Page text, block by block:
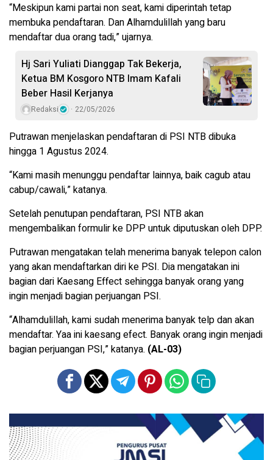
“Meskipun kami partai non seat, kami diperintah tetap
membuka pendaftaran. Dan Alhamdulillah yang baru
mendaftar dua orang tadi,” ujarnya.
Hj Sari Yuliati Dianggap Tak Bekerja,
Ketua BM Kosgoro NTB Imam Kafali
Beber Hasil Kerjanya
Redaksi 22/05/2026
Putrawan menjelaskan pendaftaran di PSI NTB dibuka
hingga 1 Agustus 2024.
“Kami masih menunggu pendaftar lainnya, baik cagub atau
cabup/cawali,” katanya.
Setelah penutupan pendaftaran, PSI NTB akan
mengembalikan formulir ke DPP untuk diputuskan oleh DPP.
Putrawan mengatakan telah menerima banyak telepon calon
yang akan mendaftarkan diri ke PSI. Dia mengatakan ini
bagian dari Kaesang Effect sehingga banyak orang yang
ingin menjadi bagian perjuangan PSI.
“Alhamdulillah, kami sudah menerima banyak telp dan akan
mendaftar. Yaa ini kaesang efect. Banyak orang ingin menjadi
bagian perjuangan PSI,” katanya. (AL-03)